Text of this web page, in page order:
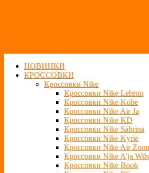
НОВИНКИ
КРОССОВКИ
Кроссовки Nike
Кроссовки Nike Lebron
Кроссовки Nike Kobe
Кроссовки Nike Air Ja
Кроссовки Nike KD
Кроссовки Nike Sabrina
Кроссовки Nike Kyrie
Кроссовки Nike Air
Кроссовки Nike A’ja
Кроссовки Nike Book